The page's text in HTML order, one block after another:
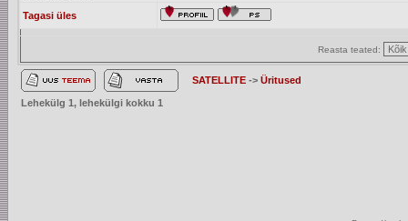
Tagasi üles
Reasta teated:
SATELLITE -> Üritused
Lehekülg 1, lehekülgi kokku 1